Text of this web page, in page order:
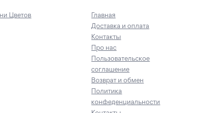
Цветов
Главная
Доставка и оплата
Контакты
Про нас
Пользовательское
соглашение
Возврат и обмен
Политика
конфеденциальности